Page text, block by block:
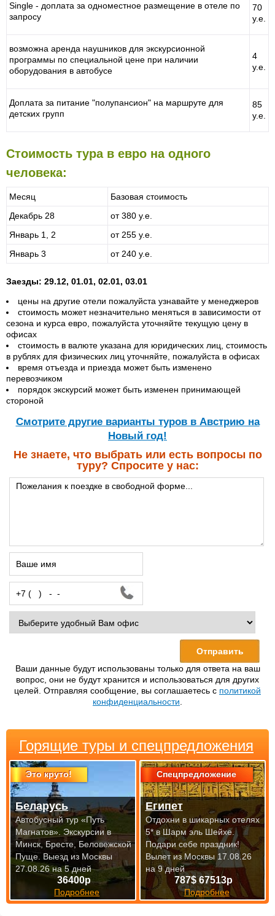
Single - доплата за одноместное размещение в отеле по
запросу
70
у.е.
возможна аренда наушников для экскурсионной
программы по специальной цене при наличии
оборудования в автобусе
4
у.е.
Доплата за питание "полупансион" на маршруте для
детских групп
85
у.е.
Стоимость тура в евро на одного
человека:
Месяц
Базовая стоимость
Декабрь 28
от 380 у.е.
Январь 1, 2
от 255 у.е.
Январь 3
от 240 у.е.
Заезды: 29.12, 01.01, 02.01, 03.01
цены на другие отели пожалуйста узнавайте у менеджеров
стоимость может незначительно меняться в зависимости от
сезона и курса евро, пожалуйста уточняйте текущую цену в
офисах
стоимость в валюте указана для юридических лиц, стоимость
в рублях для физических лиц уточняйте, пожалуйста в офисах
время отъезда и приезда может быть изменено
перевозчиком
порядок экскурсий может быть изменен принимающей
стороной
Cмотрите другие варианты туров в Австрию на
Новый год!
Не знаете, что выбрать или есть вопросы по
туру? Спросите у нас:
Ваши данные будут использованы только для ответа на ваш
вопрос, они не будут хранится и использоваться для других
целей. Отправляя сообщение, вы соглашаетесь с политикой
конфиденциальности
Горящие туры и спецпредложения
Это круто!
36400р
Подробнее
Беларусь
Автобусный тур «Путь
Магнатов». Экскурсии в
Минск, Бресте, Беловежской
Пуще. Выезд из Москвы
27.08.26 на 5 дней
Спецпредложение
787$ 67513р
Подробнее
Египет
Отдохни в шикарных отелях
5* в Шарм эль Шейхе.
Подари себе праздник!
Вылет из Москвы 17.08.26
на 9 дней